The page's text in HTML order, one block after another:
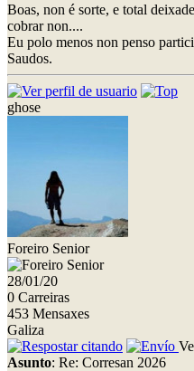
Boas, non é sorte, e total
cobrar non....
Eu polo menos non penso
Saudos.
ghose
Foreiro Senior
28/01/20
0 Carreiras
453 Mensaxes
Galiza
Asunto: Re: Corresan 2026